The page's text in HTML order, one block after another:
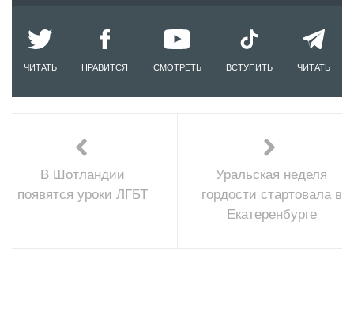
ЧИТАТЬ НРАВИТСЯ СМОТРЕТЬ ВСТУПИТЬ ЧИТАТЬ
В Шотландии
появятся уроки ЛГБТ
Уральская неделя
гордости стартовала в
Екатеренбурге